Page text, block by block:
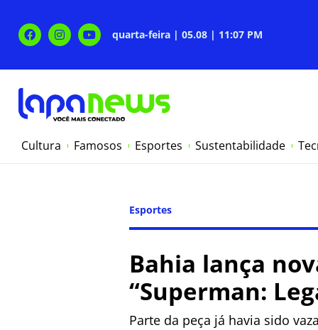
quarta-feira | 05.08 | 11:07 PM
Cultura Famosos Esportes Sustentabilidade
Esportes
Bahia lança
“Superman:
Parte da peça já havia sido